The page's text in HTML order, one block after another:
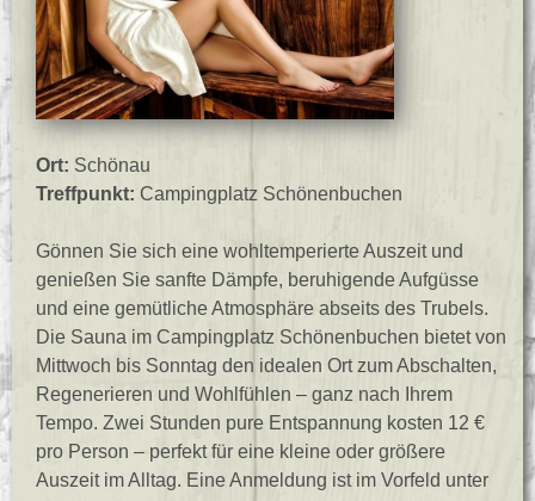
Ort: Schönau
Treffpunkt: Campingplatz Schönenbuchen
Gönnen Sie sich eine wohltemperierte Auszeit und
genießen Sie sanfte Dämpfe, beruhigende Aufgüsse
und eine gemütliche Atmosphäre abseits des Trubels.
Die Sauna im Campingplatz Schönenbuchen bietet von
Mittwoch bis Sonntag den idealen Ort zum Abschalten,
Regenerieren und Wohlfühlen – ganz nach Ihrem
Tempo. Zwei Stunden pure Entspannung kosten 12 €
pro Person – perfekt für eine kleine oder größere
Auszeit im Alltag. Eine Anmeldung ist im Vorfeld unter